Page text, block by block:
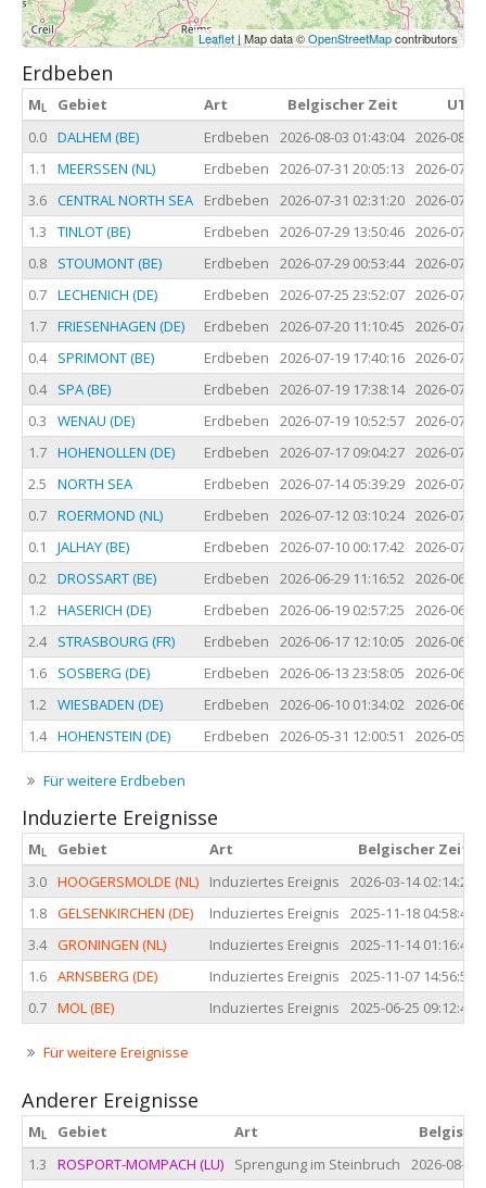
Leaflet | Map data ©OpenStreetMapcontributors
Erdbeben
M L Gebiet Art Belgischer Zeit
UTC
0.0 DALHEM (BE) Erdbeben 2026-08-03 01:43:04 2026-08-
1.1
MEERSSEN (NL) Erdbeben 2026-07-31 20:05:13
2026-07-
3.6 CENTRAL NORTH SEA Erdbeben 2026-07-31 02:31:20 2026-07-
1.3
TINLOT (BE) Erdbeben 2026-07-29 13:50:46 2026-07-
0.8
STOUMONT (BE) Erdbeben 2026-07-29 00:53:44 2026-07-
0.7 LECHENICH (DE) Erdbeben 2026-07-25 23:52:07 2026-07-
1.7 FRIESENHAGEN (DE) Erdbeben 2026-07-20 11:10:45
2026-07-
0.4
SPRIMONT (BE) Erdbeben 2026-07-19 17:40:16 2026-07-
0.4
SPA (BE) Erdbeben 2026-07-19 17:38:14 2026-07-
0.3
WENAU (DE) Erdbeben 2026-07-19 10:52:57 2026-07-
1.7 HOHENOLLEN (DE) Erdbeben 2026-07-17 09:04:27 2026-07-
2.5
NORTH SEA Erdbeben 2026-07-14 05:39:29 2026-07-
0.7 ROERMOND (NL) Erdbeben 2026-07-12 03:10:24 2026-07-
0.1
JALHAY (BE) Erdbeben 2026-07-10 00:17:42 2026-07-
0.2 DROSSART (BE) Erdbeben 2026-06-29 11:16:52 2026-06-
1.2 HASERICH (DE) Erdbeben 2026-06-19 02:57:25
2026-06-
2.4
STRASBOURG (FR) Erdbeben 2026-06-17 12:10:05
2026-06-
1.6
SOSBERG (DE) Erdbeben 2026-06-13 23:58:05
2026-06-
1.2 WIESBADEN (DE) Erdbeben 2026-06-10 01:34:02 2026-06-
1.4 HOHENSTEIN (DE) Erdbeben 2026-05-31 12:00:51 2026-05-
Für weitere Erdbeben
Induzierte Ereignisse
M L Gebiet Art
Belgischer Zeit
3.0 HOOGERSMOLDE (NL) Induziertes Ereignis
2026-03-14 02:14:29
1.8 GELSENKIRCHEN (DE) Induziertes Ereignis
2025-11-18 04:58:46
3.4 GRONINGEN (NL) Induziertes Ereignis
2025-11-14 01:16:40
1.6 ARNSBERG (DE) Induziertes Ereignis
2025-11-07 14:56:55
0.7 MOL (BE) Induziertes Ereignis 2025-06-25 09:12:45
Für weitere Ereignisse
Anderer Ereignisse
M L Gebiet Art
1.3
ROSPORT-MOMPACH (LU) Sprengung im Steinbruch
2026-08-03